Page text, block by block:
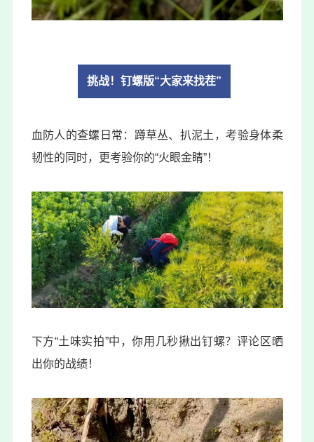
挑战！钉螺版“大家来找茬”
血防人的查螺日常：蹲草丛、扒泥土，考验身体柔
韧性的同时，更考验你的“火眼金睛”！
下方“土味实拍”中，你用几秒揪出钉螺？评论区晒
出你的战绩！